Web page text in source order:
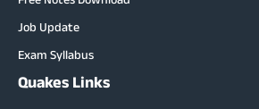
Job Update
Exam Syllabus
Quakes Links